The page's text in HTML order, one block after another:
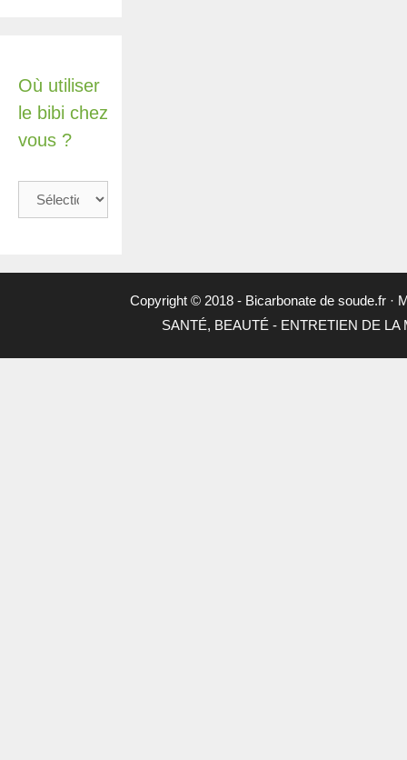
Où utiliser
le bibi chez
vous ?
utiliser
chez
Copyright © 2018 - Bicarbonate de soude.fr·
SANTÉ, BEAUTÉ - ENTRETIEN DE LA